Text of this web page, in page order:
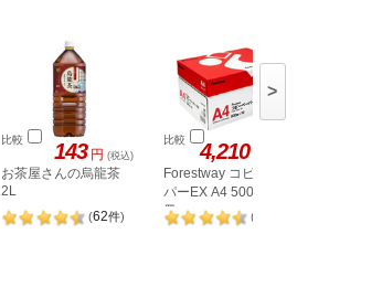
比較 143 円 (税込)
お茶屋さんの烏龍茶
2L
(62件)
比較 4,210
Forestway コピーペー
パーEX A4 500枚×10
冊
(
>